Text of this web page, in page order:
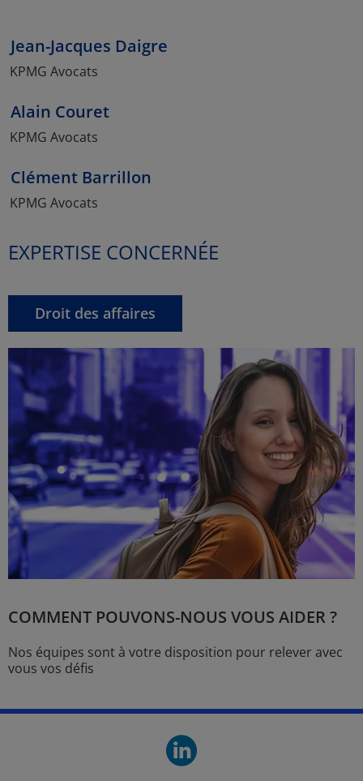
Jean-Jacques Daigre
KPMG Avocats
Alain Couret
KPMG Avocats
Clément Barrillon
KPMG Avocats
EXPERTISE CONCERNÉE
Droit des affaires
COMMENT POUVONS-NOUS VOUS AIDER ?
Nos équipes sont à votre disposition pour relever avec
vous vos défis
linkedin.